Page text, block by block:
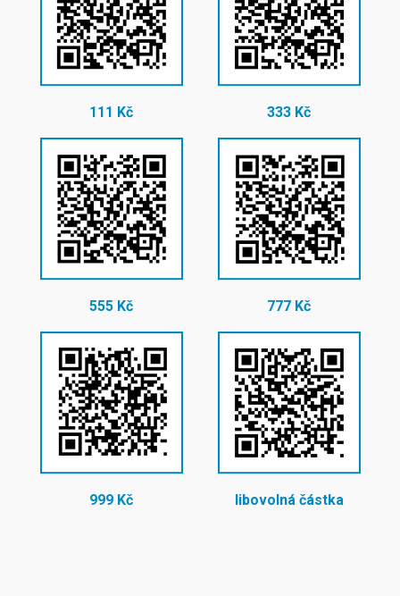
111 Kč 333 Kč
555 Kč 777 Kč
999 Kč libovolná částka